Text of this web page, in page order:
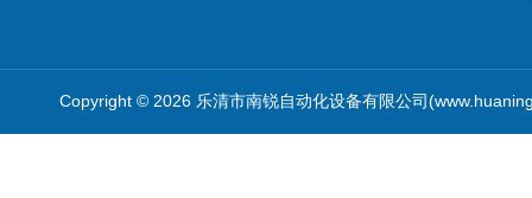
Copyright © 2026 乐清市南锐自动化设备有限公司